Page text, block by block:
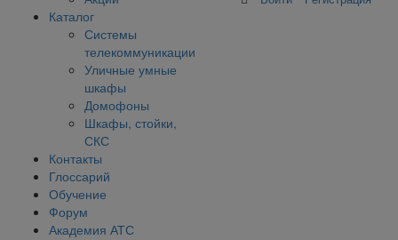
Каталог
Системы
телекоммуникации
Уличные умные
шкафы
Домофоны
Шкафы, стойки,
СКС
Контакты
Глоссарий
Обучение
Форум
Академия АТС